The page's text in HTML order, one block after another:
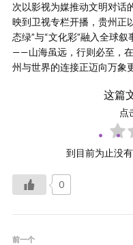
次以影视为媒推动文明对话
映到卫视专栏开播，贵州正
态绿”与“文化彩”融入全球
——山海虽远，行则必至，
州与世界的连接正迈向万象
这篇
点
到目前为止没
0
前一个